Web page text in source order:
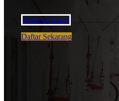
Hubungi Kami
Daftar Sekarang